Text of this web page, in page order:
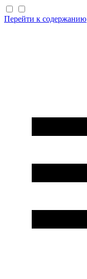
Перейти к содержанию